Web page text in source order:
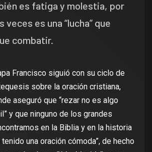
es fatiga y molestia, por
veces es una “lucha” que
combatir.
Francisco siguió con su ciclo de
sobre la oración cristiana,
aseguró que “rezar no es algo
y que ninguno de los grandes
en la Biblia y en la historia
una oración cómoda”, de hecho